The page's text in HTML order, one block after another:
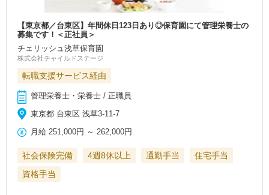
【東京都／台東区】年間休日123日あり◎保育園にて管理栄養士の
募集です！＜正社員＞
チェリッシュ浅草保育園
株式会社チャイルドステージ
転職支援サービス経由
管理栄養士・栄養士 / 正職員
東京都 台東区 浅草3-11-7
月給 251,000円 ～ 262,000円
社会保険完備 4週8休以上 通勤手当
住宅手当
資格手当